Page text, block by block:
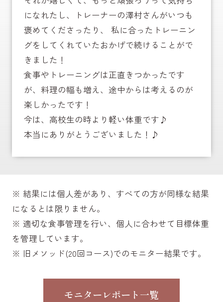
になれたし、トレーナーの澤村さんがいつも
褒めてくださったり、 私に合ったトレーニン
グをしてくれていたおかげで続けることがで
きました！
食事やトレーニングは正直きつかったです
が、料理の幅も増え、途中からは考えるのが
楽しかったです！
今は、高校生の時より軽い体重です♪
本当にありがとうございました！♪
※ 結果には個人差があり、すべての方が同様な結果
になるとは限りません。
※ 適切な食事管理を行い、個人に合わせて目標体重
を管理しています。
※ 旧メソッド(20回コース)でのモニター結果です。
モニターレポート一覧